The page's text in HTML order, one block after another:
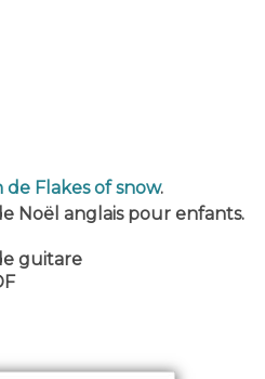
Flakes of snow.
Noël anglais pour enfants.
guitare